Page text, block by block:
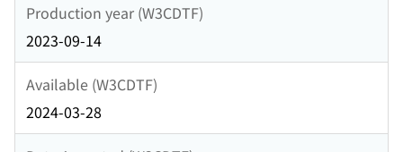
Production year (W3CDTF)
2023-09-14
Available (W3CDTF)
2024-03-28